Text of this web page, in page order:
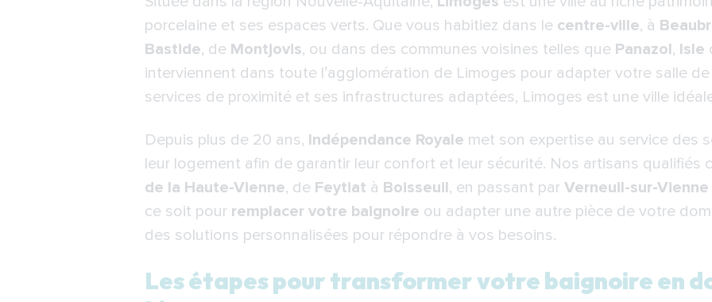
Quel est le budget nécessaire pour remplacer une baignoire par une
Pourquoi faire appel à Indépendance Royale pour remplacer votre
Limoges ?
Nos installateurs interviennent dans toute la région de Limoges :
porcelaine et ses espaces verts. Que vous habitiez dans le centre-ville, à
Bastide, de Montjovis, ou dans des communes voisines telles que Panazol, Isle
interviennent dans toute l’agglomération de Limoges pour adapter votre salle
services de proximité et ses infrastructures adaptées, Limoges est une ville
Depuis plus de 20 ans, Indépendance Royale met son expertise au service des
leur logement afin de garantir leur confort et leur sécurité. Nos artisans
de la Haute-Vienne, de Feytiat à Boisseuil, en passant par Verneuil-sur-Vienne
ce soit pour remplacer votre baignoire ou adapter une autre pièce de votre
des solutions personnalisées pour répondre à vos besoins.
Les étapes pour transformer votre baignoire en